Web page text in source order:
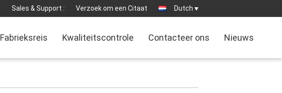
Sales & Support : Verzoek om een Citaat Dutch
Fabrieksreis Kwaliteitscontrole Contacteer ons Nieuws